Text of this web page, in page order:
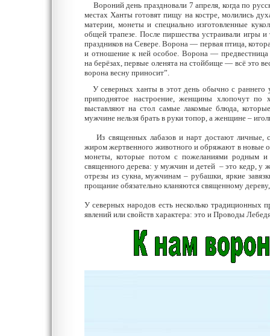
Вороний день праздновали 7 апреля, когда по
местах Ханты готовят пищу на костре, молились
материи, монеты и специально изготовленные
общей трапезе. После пиршества устраивали игры
праздников на Севере. Ворона — первая птица,
и отношение к ней особое. Ворона —
на берёзах, первые оленята на стойбище — всё это
ворона весну приносит”.
У северных ханты в этот день обычно с раннего
приподнятое настроение, женщины хлопочут по
выставляют на стол самые лакомые блюда,
мужчине нельзя брать в руки топор, а женщине –
Из священных лабазов и нарт достают личные,
жиром жертвенного животного и обряжают в новые
монеты, которые потом с пожеланиями родным и
священного дерева: у мужчин и детей – это кедр, у
отрезы из сукна, мужчинам – рубашки, яркие
прощание обязательно кланяются священному
У северных народов есть несколько
явлений или свойств характера: это и Проводы